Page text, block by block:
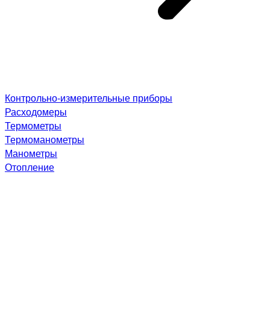
Контрольно-измерительные приборы
Расходомеры
Термометры
Термоманометры
Манометры
Отопление